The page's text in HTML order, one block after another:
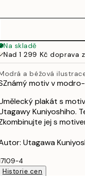
50x70 cm
70x100 cm
Na skladě
Nad 1 299 Kč doprava
a béžová
motiv v
plakát s
Kuniyoshiho.
jej s
Utagawa
4
Historie cen